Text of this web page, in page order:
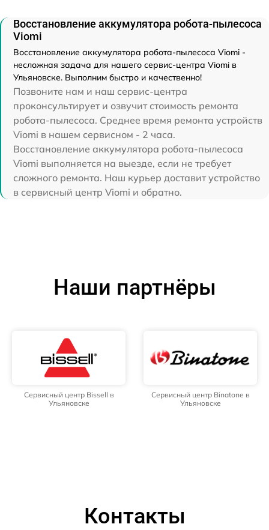
Восстановление аккумулятора робота-пылесоса
Viomi
Восстановление аккумулятора робота-пылесоса Viomi -
несложная задача для нашего сервис-центра Viomi в
Ульяновске. Выполним быстро и качественно!
Позвоните нам и наш сервис-центра
проконсультирует и озвучит стоимость ремонта
робота-пылесоса. Среднее время ремонта устройств
Viomi в нашем сервисном - 2 часа.
Восстановление аккумулятора робота-пылесоса
Viomi выполняется на выезде, если не требует
сложного ремонта. Наш курьер доставит устройство
в сервисный центр Viomi и обратно.
Наши партнёры
Сервисный центр Bissell в
Ульяновске
Сервисный центр Binatone в
Ульяновске
Контакты